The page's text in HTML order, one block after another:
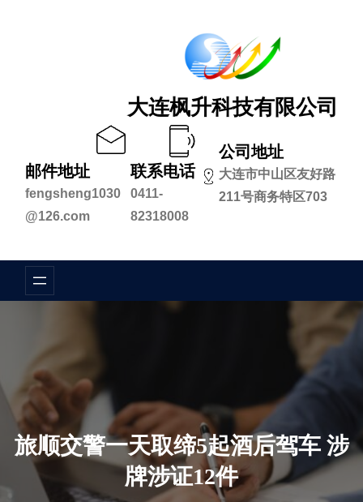
大连枫升科技有限公司
邮件地址
fengsheng1030
@126.com
联系电话
0411-
82318008
公司地址
大连市中山区友好路
211号商务特区703
旅顺交警一天取缔5起酒后驾车 涉
牌涉证12件